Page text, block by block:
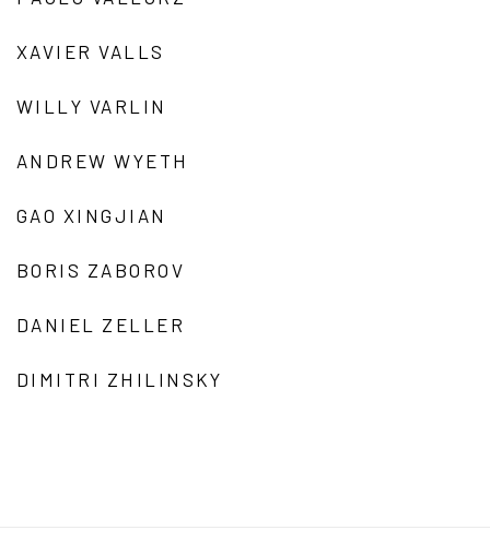
XAVIER VALLS
WILLY VARLIN
ANDREW WYETH
GAO XINGJIAN
BORIS ZABOROV
DANIEL ZELLER
DIMITRI ZHILINSKY